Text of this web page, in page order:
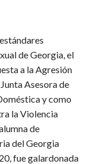
de Georgia, el
a la Agresión
Asesora de
y como
la Violencia
de
del Georgia
fue galardonada